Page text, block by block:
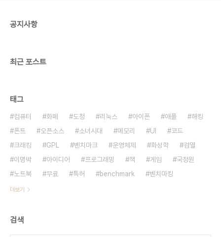
archbang 200716-i686 83used 515free
공지사항
최근 포스트
태그
컴퓨터 화폐 도청 리눅스 아이폰 애플
해킹
폰트
오픈소스 소녀시대 메모리 UI
코드
크래킹
GPL 벤치마크 운영체제 화성학
검열
이명박
아이디어 프로그래밍 책 게임
국정원
노트북
무료 특허 benchmark 벤치마킹
더보기
검색